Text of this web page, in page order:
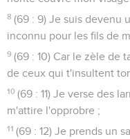
8 (69 : 9) Je suis devenu
inconnu pour les fils de
9 (69 : 10) Car le zèle de
de ceux qui t'insultent
10 (69 : 11) Je verse des
m'attire l'opprobre ;
11 (69 : 12) Je prends un